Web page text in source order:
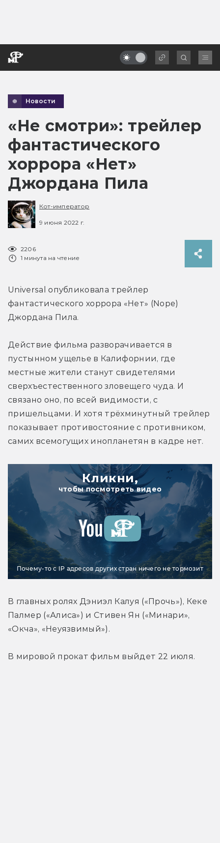
Новости
«Не смотри»: трейлер
фантастического
хоррора «Нет»
Джордана Пила
Кот-император
9 июня 2022 г.
2206
1 минута на чтение
Universal опубликовала трейлер
фантастического хоррора «Нет» (Nope)
Джордана Пила.
Действие фильма разворачивается в
пустынном ущелье в Калифорнии, где
местные жители станут свидетелями
сверхъестественного зловещего чуда. И
связано оно, по всей видимости, с
пришельцами. И хотя трёхминутный трейлер
показывает противостояние с противником,
самих всемогущих инопланетян в кадре нет.
Кликни,
чтобы посмотреть видео
Почему-то с IP адресов других стран ничего не тормозит
В главных ролях Дэниэл Калуя («Прочь»), Кеке
Палмер («Алиса») и Стивен Ян («Минари»,
«Окча», «Неуязвимый»).
В мировой прокат фильм выйдет 22 июля.